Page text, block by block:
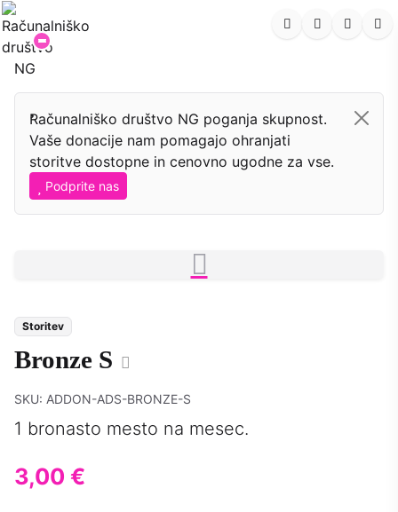
Računalniško društvo NG poganja skupnost.
Vaše donacije nam pomagajo ohranjati
storitve dostopne in cenovno ugodne za vse.
Podprite nas
Storitev
Bronze S
SKU: ADDON-ADS-BRONZE-S
1 bronasto mesto na mesec.
3,00 €